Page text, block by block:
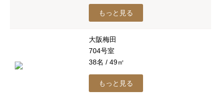
もっと見る
大阪梅田
704号室
38名 / 49㎡
もっと見る